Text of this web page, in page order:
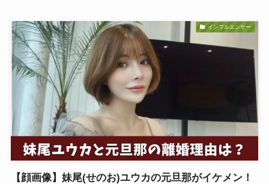
インフルエンサー
【顔画像】妹尾(せのお)ユウカの元旦那がイケメン！